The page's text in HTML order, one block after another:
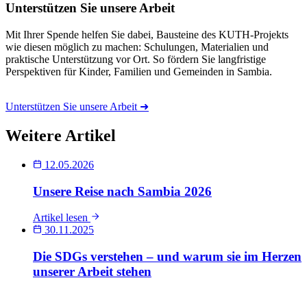
Unterstützen Sie unsere Arbeit
Mit Ihrer Spende helfen Sie dabei, Bausteine des KUTH-Projekts
wie diesen möglich zu machen: Schulungen, Materialien und
praktische Unterstützung vor Ort. So fördern Sie langfristige
Perspektiven für Kinder, Familien und Gemeinden in Sambia.
Unterstützen Sie unsere Arbeit ➜
Weitere Artikel
12.05.2026
Unsere Reise nach Sambia 2026
Artikel lesen
30.11.2025
Die SDGs verstehen – und warum sie im Herzen
unserer Arbeit stehen